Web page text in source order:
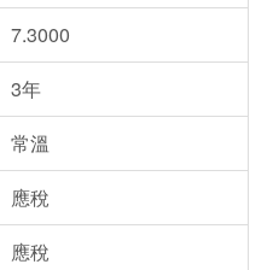
7.3000
3年
常溫
應稅
應稅